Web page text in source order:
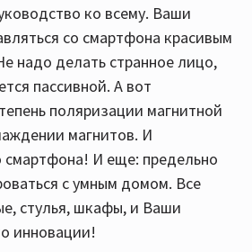
ко всему. Ваши
со смартфона красивым
надо делать странное лицо,
пассивной. А вот
поляризации магнитной
магнитов. И
смартфона! И еще: предельно
с умным домом. Все
стулья, шкафы, и Ваши
инновации!